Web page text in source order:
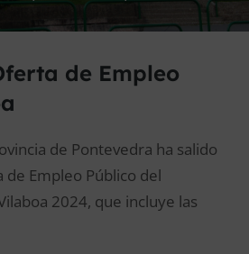
de Empleo
de Pontevedra ha salido
de Empleo Público del
2024, que incluye las